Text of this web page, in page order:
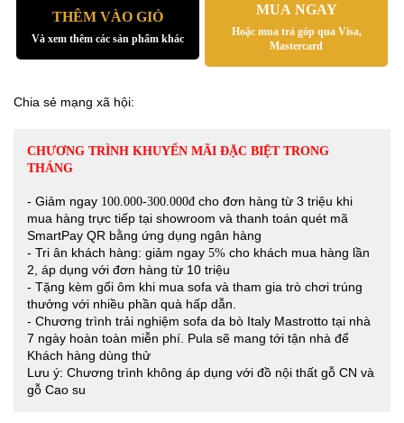
THÊM VÀO GIỎ
Và xem thêm các sản phẩm khác
MUA NGAY
Hoặc mua trả góp qua Visa,
Mastercard
Chia sẻ mạng xã hội:
CHƯƠNG TRÌNH KHUYẾN MÃI ĐẶC BIỆT TRONG
THÁNG
- Giảm ngay 100.000-300.000đ cho đơn hàng từ 3 triệu khi
mua hàng trực tiếp tại showroom và thanh toán quét mã
SmartPay QR bằng ứng dụng ngân hàng
- Tri ân khách hàng: giảm ngay 5% cho khách mua hàng lần
2, áp dụng với đơn hàng từ 10 triệu
- Tặng kèm gối ôm khi mua sofa và tham gia trò chơi trúng
thưởng với nhiều phần quà hấp dẫn.
- Chương trình trải nghiệm sofa da bò Italy Mastrotto tại nhà
7 ngày hoàn toàn miễn phí. Pula sẽ mang tới tận nhà để
Khách hàng dùng thử
Lưu ý: Chương trình không áp dụng với đồ nội thất gỗ CN và
gỗ Cao su